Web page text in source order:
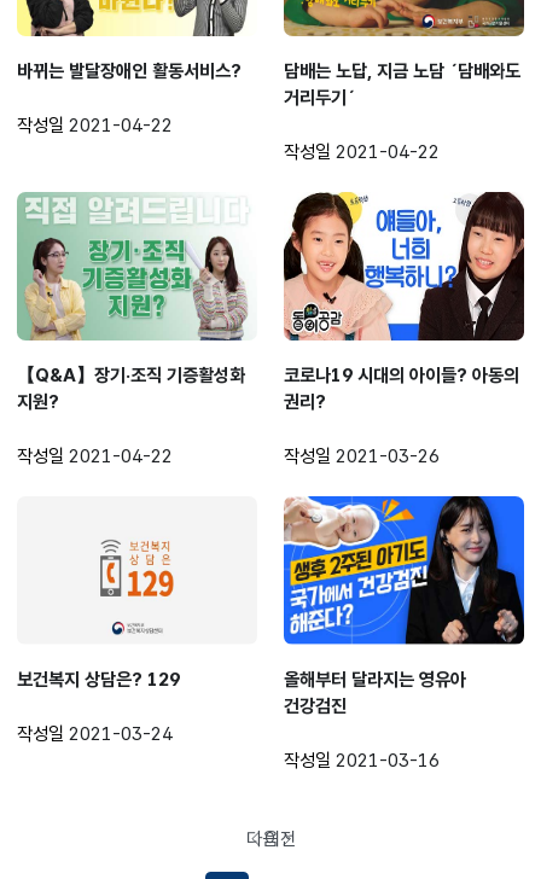
바뀌는 발달장애인 활동서비스?
작성일 2021-04-22
담배는 노답, 지금 노담 ´담배와도
거리두기´
작성일 2021-04-22
【Q&A】장기·조직 기증활성화
지원?
작성일 2021-04-22
코로나19 시대의 아이들? 아동의
권리?
작성일 2021-03-26
보건복지 상담은? 129
작성일 2021-03-24
올해부터 달라지는 영유아
건강검진
작성일 2021-03-16
이전
페이지로
다음페이지로